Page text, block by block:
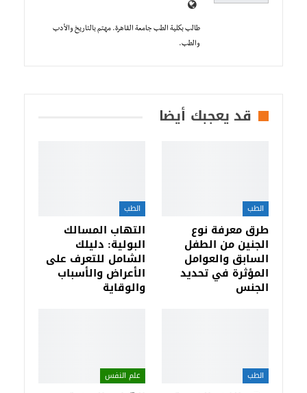
طالب بكلية الطب جامعة القاهرة. مهتم بالتاريخ والأدب
والطب.
قد يعجبك أيضا
الطب
طرق معرفة نوع
الجنين من الطفل
السابق والعوامل
المؤثرة في تحديد
الجنس
الطب
التهاب المسالك
البولية: دليلك
الشامل للتعرف على
الأعراض والأسباب
والوقاية
الطب علم النفس